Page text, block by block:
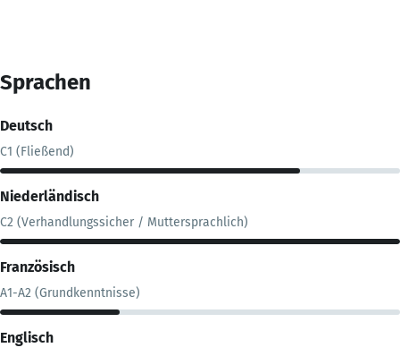
Sprachen
Deutsch
C1 (Fließend)
Niederländisch
C2 (Verhandlungssicher / Muttersprachlich)
Französisch
A1-A2 (Grundkenntnisse)
Englisch